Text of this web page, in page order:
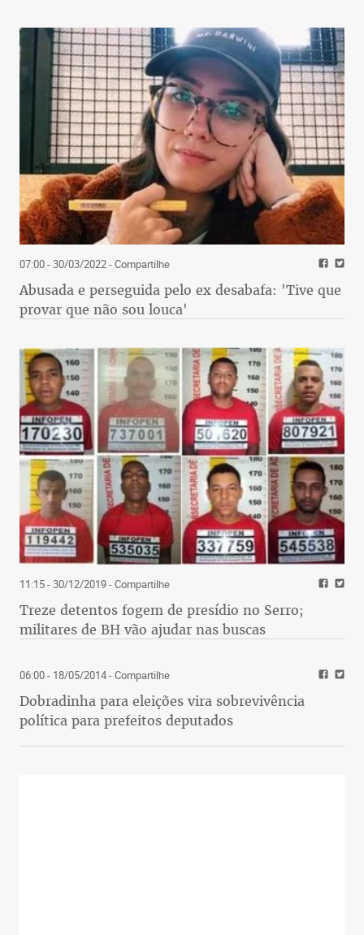
07:00 - 30/03/2022- Compartilhe
Abusada e perseguida pelo ex desabafa: 'Tive que
provar que não sou louca'
11:15 - 30/12/2019- Compartilhe
Treze detentos fogem de presídio no Serro;
militares de BH vão ajudar nas buscas
06:00 - 18/05/2014- Compartilhe
Dobradinha para eleições vira sobrevivência
política para prefeitos deputados